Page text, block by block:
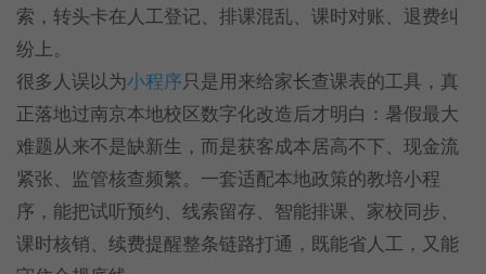
索，转头卡在人工登记、排课混乱、课时对账、退费纠
纷上。
很多人误以为小程序只是用来给家长查课表的工具，真
正落地过南京本地校区数字化改造后才明白：暑假最大
难题从来不是缺新生，而是获客成本居高不下、现金流
紧张、监管核查频繁。一套适配本地政策的教培小程
序，能把试听预约、线索留存、智能排课、家校同步、
课时核销、续费提醒整条链路打通，既能省人工，又能